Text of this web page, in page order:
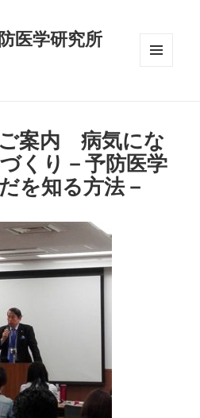
医学研究所
案内 病気にな
くり－予防医学
を知る方法－